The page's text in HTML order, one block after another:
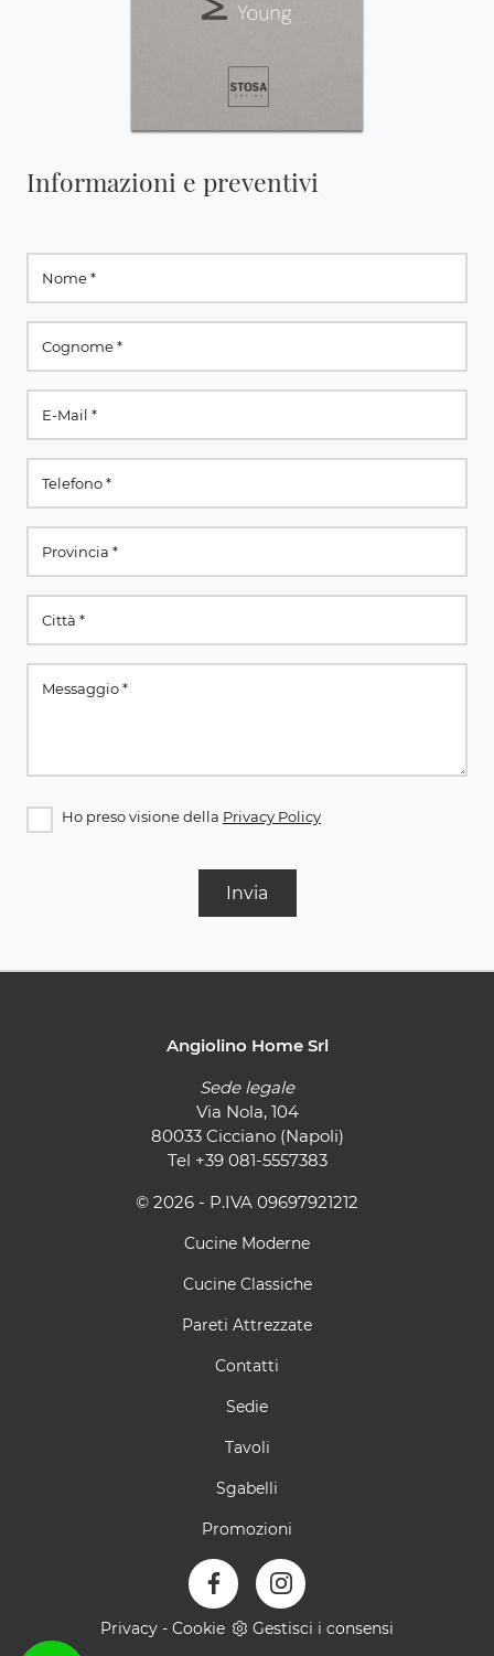
Informazioni e preventivi
Ho preso visione della Privacy Policy
Invia
Angiolino Home Srl
Sede legale
Via Nola, 104
80033 Cicciano (Napoli)
Tel +39 081-5557383
© 2026 - P.IVA 09697921212
Cucine Moderne
Cucine Classiche
Pareti Attrezzate
Contatti
Sedie
Tavoli
Sgabelli
Promozioni
Privacy - Cookie Gestisci i consensi